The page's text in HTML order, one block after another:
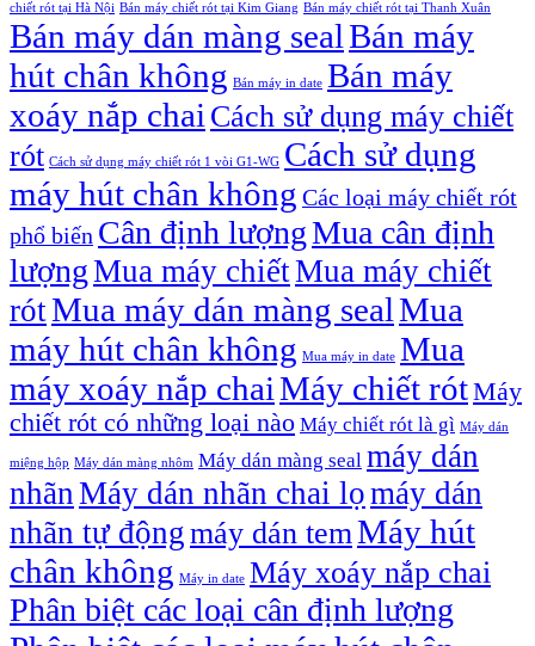
chiết rót tại Hà Nội Bán máy chiết rót tại Kim Giang Bán máy chiết rót tại Thanh Xuân
Bán máy dán màng sealBán máy
hút chân không Bán máy in date Bán máy
xoáy nắp chai Cách sử dụng máy chiết
rót Cách sử dụng máy chiết rót 1 vòi G1-WG Cách sử dụng
máy hút chân không Các loại máy chiết rót
phổ biến Cân định lượngMua cân định
lượngMua máy chiếtMua máy chiết
rótMua máy dán màng sealMua
máy hút chân không Mua máy in date Mua
máy xoáy nắp chaiMáy chiết rótMáy
chiết rót có những loại nào Máy chiết rót là gì Máy dán
miệng hộp Máy dán màng nhôm Máy dán màng seal máy dán
nhãnMáy dán nhãn chai lọmáy dán
nhãn tự độngmáy dán temMáy hút
chân không Máy in date Máy xoáy nắp chai
Phân biệt các loại cân định lượng